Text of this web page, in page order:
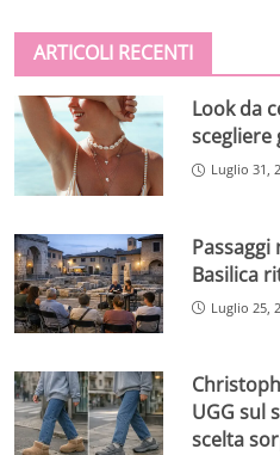
ARTICOLI RECENTI
Look da
scegliere
Luglio 31,
Basilica
Luglio 25,
UGG sul
scelta